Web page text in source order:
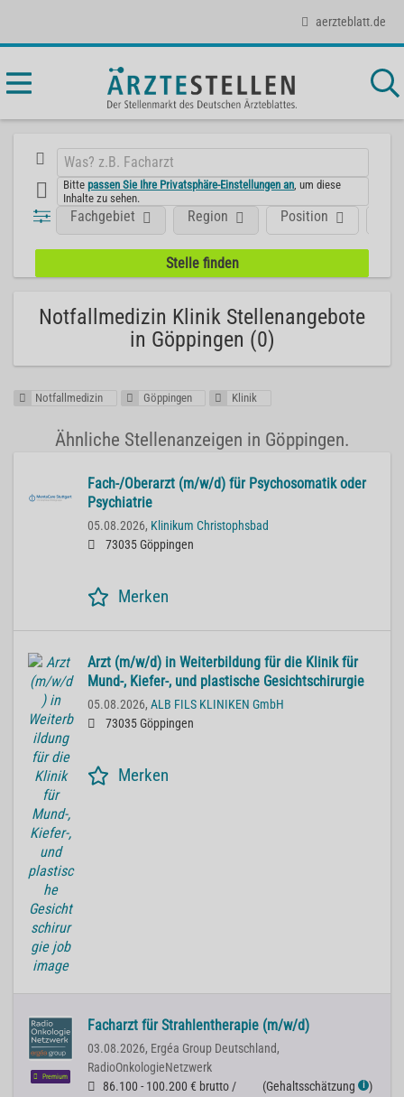
aerzteblatt.de
Bittepassen Sie Ihre Privatsphäre-Einstellungen an , um diese
Inhalte zu sehen.
Position
Fachgebiet Region
Notfallmedizin Klinik Stellenangebote
in Göppingen (0)
Notfallmedizin Göppingen Klinik
Ähnliche Stellenanzeigen in Göppingen.
Fach-/Oberarzt (m/w/d) für Psychosomatik oder
Psychiatrie
05.08.2026, Klinikum Christophsbad
73035 Göppingen
Merken
Arzt (m/w/d) in Weiterbildung für die Klinik für
Mund-, Kiefer-, und plastische Gesichtschirurgie
05.08.2026, ALB FILS KLINIKEN GmbH
73035 Göppingen
Merken
Premium
Facharzt für Strahlentherapie (m/w/d)
03.08.2026, Ergéa Group Deutschland,
RadioOnkologieNetzwerk
86.100 - 100.200 € brutto /
(Gehaltsschätzung ℹ )